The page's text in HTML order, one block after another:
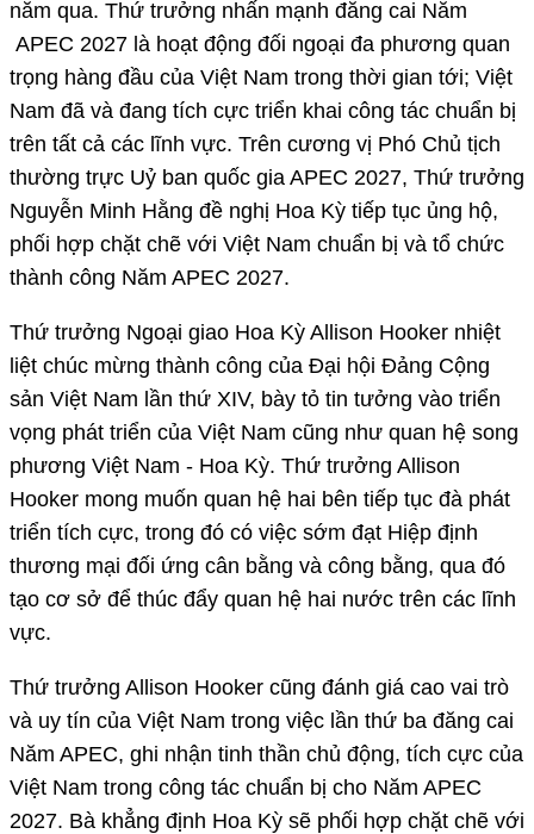
năm qua. Thứ trưởng nhấn mạnh đăng cai Năm
APEC 2027 là hoạt động đối ngoại đa phương quan
trọng hàng đầu của Việt Nam trong thời gian tới; Việt
Nam đã và đang tích cực triển khai công tác chuẩn bị
trên tất cả các lĩnh vực. Trên cương vị Phó Chủ tịch
thường trực Uỷ ban quốc gia APEC 2027, Thứ trưởng
Nguyễn Minh Hằng đề nghị Hoa Kỳ tiếp tục ủng hộ,
phối hợp chặt chẽ với Việt Nam chuẩn bị và tổ chức
thành công Năm APEC 2027.
Thứ trưởng Ngoại giao Hoa Kỳ Allison Hooker nhiệt
liệt chúc mừng thành công của Đại hội Đảng Cộng
sản Việt Nam lần thứ XIV, bày tỏ tin tưởng vào triển
vọng phát triển của Việt Nam cũng như quan hệ song
phương Việt Nam - Hoa Kỳ. Thứ trưởng Allison
Hooker mong muốn quan hệ hai bên tiếp tục đà phát
triển tích cực, trong đó có việc sớm đạt Hiệp định
thương mại đối ứng cân bằng và công bằng, qua đó
tạo cơ sở để thúc đẩy quan hệ hai nước trên các lĩnh
vực.
Thứ trưởng Allison Hooker cũng đánh giá cao vai trò
và uy tín của Việt Nam trong việc lần thứ ba đăng cai
Năm APEC, ghi nhận tinh thần chủ động, tích cực của
Việt Nam trong công tác chuẩn bị cho Năm APEC
2027. Bà khẳng định Hoa Kỳ sẽ phối hợp chặt chẽ với